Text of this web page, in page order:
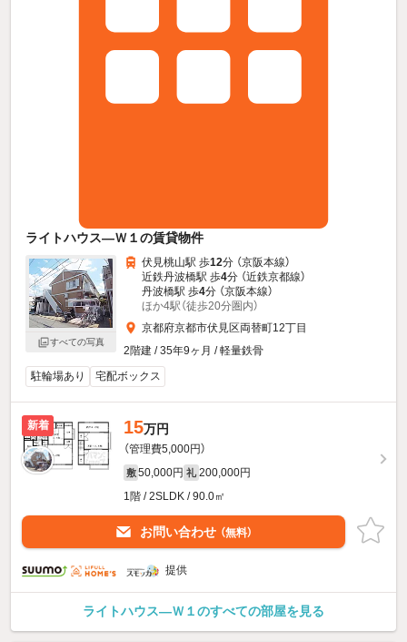
ライトハウス—Ｗ１の賃貸物件
すべての写真
伏見桃山駅 歩12分 （京阪本線）
近鉄丹波橋駅 歩4分 （近鉄京都線）
丹波橋駅 歩4分 （京阪本線）
ほか4駅（徒歩20分圏内）
京都府京都市伏見区両替町12丁目
2階建 / 35年9ヶ月 / 軽量鉄骨
駐輪場あり
宅配ボックス
新着 15万円
（管理費5,000円）
敷 50,000円 礼 200,000円
1階 / 2SLDK / 90.0㎡
お問い合わせ （無料）
提供
ライトハウス—Ｗ１のすべての部屋を見る